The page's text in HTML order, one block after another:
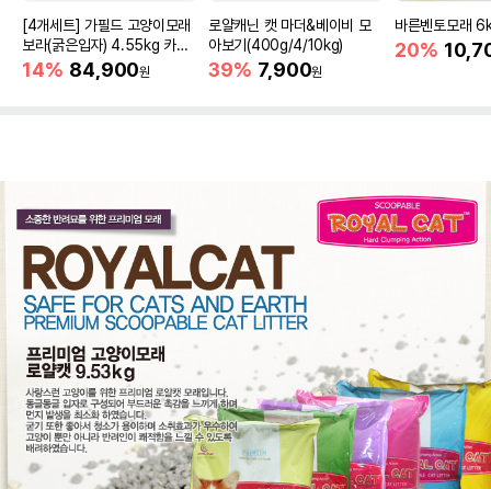
[4개세트] 가필드 고양이모래
보라(굵은입자) 4.55kg 카사
바모래
14% 84,900원
로얄캐닌 캣 마더&베이비 모
아보기(400g/4/10kg)
39% 7,900원
바른벤토모래
20%